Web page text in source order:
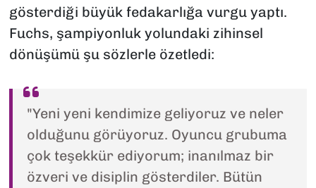
gösterdiği büyük fedakarlığa vurgu yaptı.
Fuchs, şampiyonluk yolundaki zihinsel
dönüşümü şu sözlerle özetledi:
"Yeni yeni kendimize geliyoruz ve neler
olduğunu görüyoruz. Oyuncu grubuma
çok teşekkür ediyorum; inanılmaz bir
özveri ve disiplin gösterdiler. Bütün